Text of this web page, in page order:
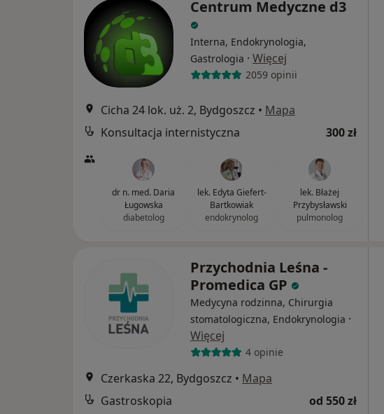
Centrum Medyczne d3
Interna, Endokrynologia,
Gastrologia · Więcej
2059 opinii
Cicha 24 lok. uż. 2, Bydgoszcz • Mapa
Konsultacja internistyczna
300 zł
dr n. med. Daria
Ługowska
diabetolog
lek. Edyta Giefert-
Bartkowiak
endokrynolog
lek. Błażej
Przybysławski
pulmonolog
Przychodnia Leśna -
Promedica GP
Medycyna rodzinna, Chirurgia
stomatologiczna, Endokrynologia ·
Więcej
4 opinie
Czerkaska 22, Bydgoszcz • Mapa
Gastroskopia
od 550 zł